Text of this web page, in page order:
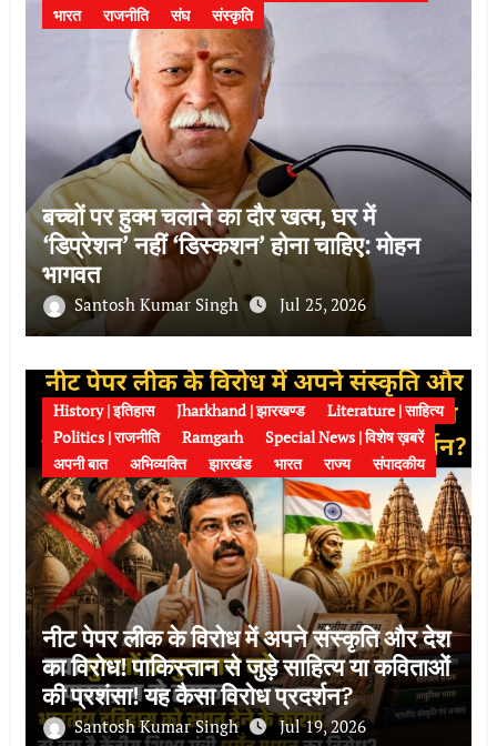
भारत
राजनीति संघ संस्कृति
बच्चों पर हुक्म चलाने का दौर खत्म, घर में
‘डिप्रेशन’ नहीं ‘डिस्कशन’ होना चाहिए: मोहन
भागवत
Santosh Kumar Singh Jul 25, 2026
History | इतिहास Jharkhand | झारखण्ड
Literature | साहित्य
Politics | राजनीति
Ramgarh
Special News | विशेष ख़बरें
अपनी बात
अभिव्यक्ति झारखंड भारत राज्य संपादकीय
नीट पेपर लीक के विरोध में अपने संस्कृति और देश
का विरोध! पाकिस्तान से जुड़े साहित्य या कविताओं
की प्रशंसा! यह कैसा विरोध प्रदर्शन?
Santosh Kumar Singh Jul 19, 2026